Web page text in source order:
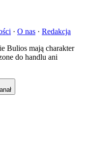
· O nas · Redakcja
Bulios mają charakter
do handlu ani